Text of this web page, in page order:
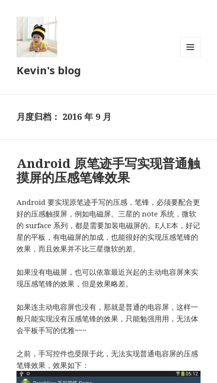
Kevin's blog
月度归档： 2016 年 9 月
Android 原笔迹手写实现普通触
摸屏的压感笔锋效果
Android 要实现原笔迹手写的压感，笔锋，必须要配合更
好的压感触摸屏，例如电磁屏。三星的 note 系统，微软
的 surface 系列，都是需要加装电磁屏的。E人E本，好记
星的平板，有电磁屏的加成，也能很好的实现压感笔锋的
效果，而且效果并不比三星微软的差。
如果没有电磁屏，也可以依靠最近兴起的主动电容屏来实
现压感笔锋的效果，但是效果略差。
如果连主动电容屏也没有，那就是普通的电容屏，这样一
般只能实现没有压感笔锋的效果，只能勉强用用，无法体
会平板手写的优雅~~~
之前，手写控件也受限于此，无法实现普通电容屏的压感
笔锋效果，效果如下：